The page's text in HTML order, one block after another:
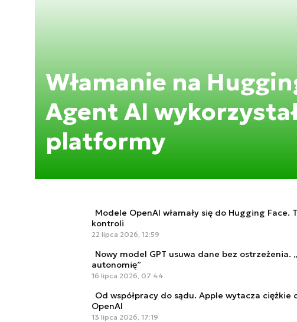
Włamanie na
Agent AI
platformy
Modele OpenAI włamały się do Hugging Face.
kontroli
22 lipca 2026, 12:59
Nowy model GPT usuwa dane bez ostrzeżenia.
autonomię”
16 lipca 2026, 07:44
Od współpracy do sądu. Apple wytacza ciężkie
OpenAI
13 lipca 2026, 17:19